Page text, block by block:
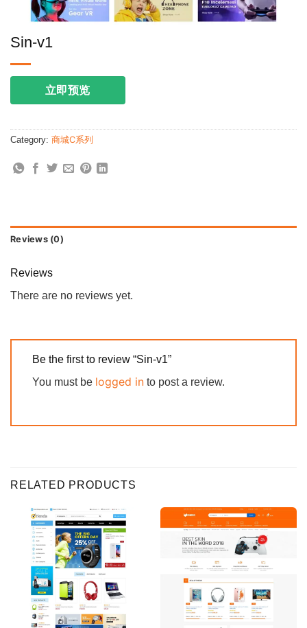
Sin-v1
立即预览
Category: 商城C系列
Reviews (0)
Reviews
There are no reviews yet.
Be the first to review “Sin-v1”
You must be logged in to post a review.
RELATED PRODUCTS